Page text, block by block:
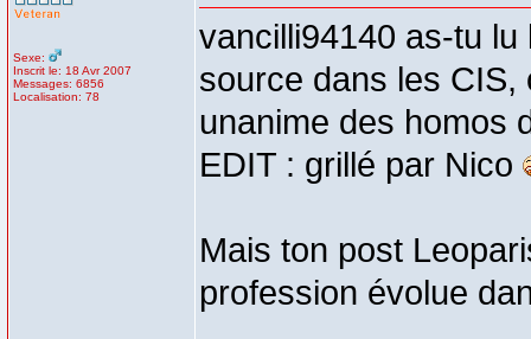
Sexe:
Inscrit le: 18 Avr 2007
Messages: 6856
Localisation: 78
vancilli94140 as-tu lu
source dans les CIS,
unanime des homos
EDIT : grillé par Nico
Mais ton post
profession évolue